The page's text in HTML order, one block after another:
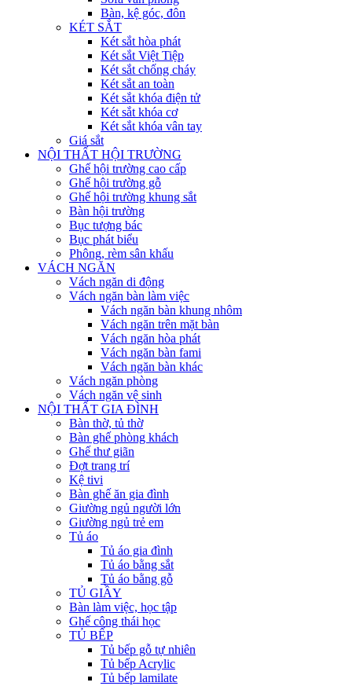
Bàn, kệ góc, đôn
KÉT SẮT
Két sắt hòa phát
Két sắt Việt Tiệp
Két sắt chống cháy
Két sắt an toàn
Két sắt khóa điện tử
Két sắt khóa cơ
Két sắt khóa vân tay
Giá sắt
NỘI THẤT HỘI TRƯỜNG
Ghế hội trường cao cấp
Ghế hội trường gỗ
Ghế hội trường khung sắt
Bàn hội trường
Bục tượng bác
Bục phát biểu
Phông, rèm sân khấu
VÁCH NGĂN
Vách ngăn di động
Vách ngăn bàn làm việc
Vách ngăn bàn khung nhôm
Vách ngăn trên mặt bàn
Vách ngăn hòa phát
Vách ngăn bàn fami
Vách ngăn bàn khác
Vách ngăn phòng
Vách ngăn vệ sinh
NỘI THẤT GIA ĐÌNH
Bàn thờ, tủ thờ
Bàn ghế phòng khách
Ghế thư giãn
Đợt trang trí
Kệ tivi
Bàn ghế ăn gia đình
Giường ngủ người lớn
Giường ngủ trẻ em
Tủ áo
Tủ áo gia đình
Tủ áo bằng sắt
Tủ áo bằng gỗ
TỦ GIẦY
Bàn làm việc, học tập
Ghế công thái học
TỦ BẾP
Tủ bếp gỗ tự nhiên
Tủ bếp Acrylic
Tủ bếp lamilate